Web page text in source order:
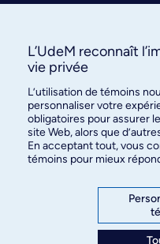
À propos / Nous joindre
des relations
3744, rue Jean-Brillant,
Montréal (Québec) H3T 1P1
L’UdeM reconnaît
vie privée
L’utilisation de témoins
personnaliser votre
obligatoires pour assurer
site Web, alors que
En acceptant tout, vous
témoins pour mieux